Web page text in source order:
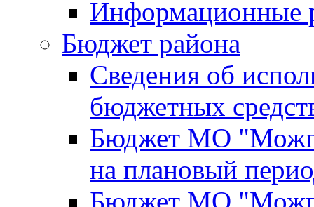
Информационные
Бюджет района
Сведения об
бюджетных
Бюджет МО
на плановый
Бюджет МО